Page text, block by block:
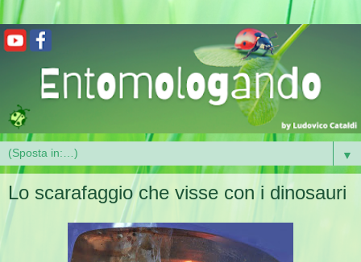
▼
Lo scarafaggio che visse con i dinosauri